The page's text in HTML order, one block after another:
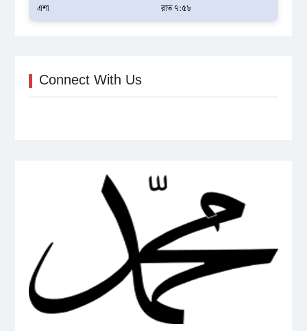
এশা
রাত ৭:৫৮
Connect With Us